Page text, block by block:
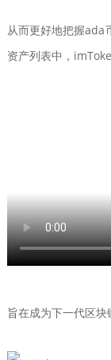
从而更好地把握ada
资产列表中，
旨在成为下一代区块